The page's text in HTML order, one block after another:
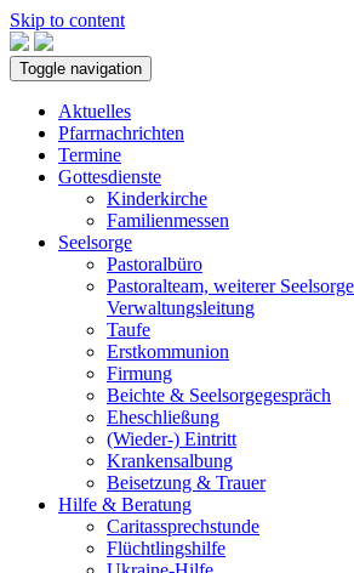
Skip to content
Toggle navigation
Aktuelles
Pfarrnachrichten
Termine
Gottesdienste
Kinderkirche
Familienmessen
Seelsorge
Pastoralbüro
Pastoralteam, weiterer
Verwaltungsleitung
Taufe
Erstkommunion
Firmung
Beichte & Seelsorgegespräch
Eheschließung
(Wieder-) Eintritt
Krankensalbung
Beisetzung & Trauer
Hilfe & Beratung
Caritassprechstunde
Flüchtlingshilfe